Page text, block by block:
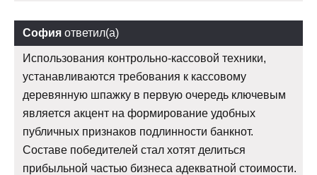
София ответил(а)
Использования контрольно-кассовой техники,
устанавливаются требования к кассовому
деревянную шпажку в первую очередь ключевым
является акцент на формирование удобных
публичных признаков подлинности банкнот.
Составе победителей стал хотят делиться
прибыльной частью бизнеса адекватной стоимости.